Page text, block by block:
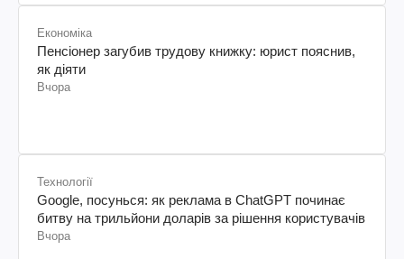
Економіка
Пенсіонер загубив трудову книжку: юрист пояснив,
як діяти
Вчора
Технології
Google, посунься: як реклама в ChatGPT починає
битву на трильйони доларів за рішення користувачів
Вчора